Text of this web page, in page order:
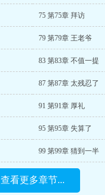
75 第75章 拜访
79 第79章 王老爷
83 第83章 不值一提
87 第87章 太残忍了
91 第91章 厚礼
95 第95章 失算了
99 第99章 猜到一半
查看更多章节...